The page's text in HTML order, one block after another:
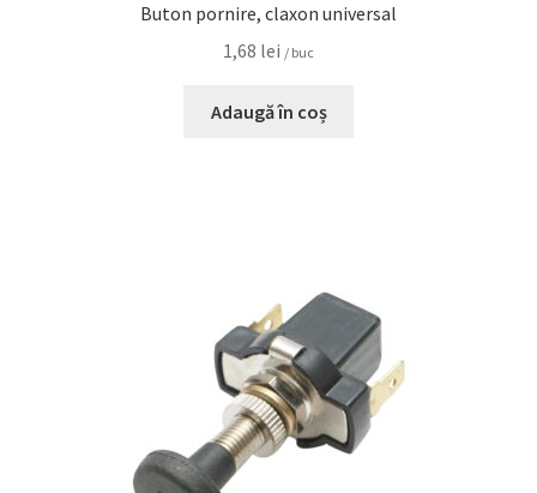
Buton pornire, claxon universal
1,68 lei / buc
Adaugă în coș